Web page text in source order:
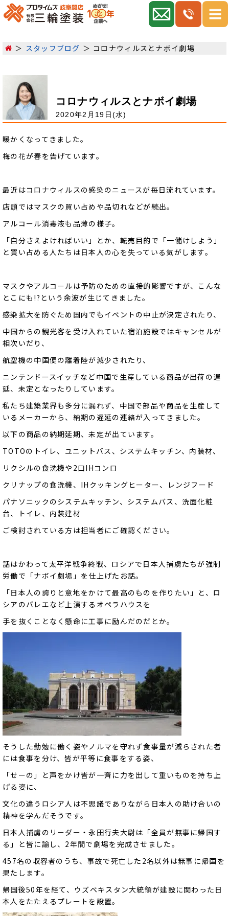
スタッフブログ コロナウィルスとナボイ劇場
コロナウィルスとナボイ劇場
2020年2月19日(水)
暖かくなってきました。
梅の花が春を告げています。
最近はコロナウィルスの感染のニュースが毎日流れています。
店頭ではマスクの買い占めや品切れなどが続出。
アルコール消毒液も品薄の様子。
「自分さえよければいい」とか、転売目的で「一儲けしよう」
と買い占める人たちは日本人の心を失っている気がします。
マスクやアルコールは予防のための直接的影響ですが、こんな
とこにも!?という余波が生じてきました。
感染拡大を防ぐため国内でもイベントの中止が決定されたり、
中国からの観光客を受け入れていた宿泊施設ではキャンセルが
相次いだり、
航空機の中国便の離着陸が減少されたり、
ニンテンドースイッチなど中国で生産している商品が出荷の遅
延、未定となったりしています。
私たち建築業界も多分に漏れず、中国で部品や商品を生産して
いるメーカーから、納期の遅延の連絡が入ってきました。
以下の商品の納期延期、未定が出ています。
TOTOのトイレ、ユニットバス、システムキッチン、内装材、
リクシルの食洗機や2口IHコンロ
クリナップの食洗機、IHクッキングヒーター、レンジフード
パナソニックのシステムキッチン、システムバス、洗面化粧
台、トイレ、内装建材
ご検討されている方は担当者にご確認ください。
話はかわって太平洋戦争終戦、ロシアで日本人捕虜たちが強制
労働で「ナボイ劇場」を仕上げたお話。
「日本人の誇りと意地をかけて最高のものを作りたい」と、ロ
シアのバレエなど上演するオペラハウスを
手を抜くことなく懸命に工事に励んだのだとか。
そうした勤勉に働く姿やノルマを守れず食事量が減らされた者
には食事を分け、皆が平等に食事をする姿、
「せーの」と声をかけ皆が一斉に力を出して重いものを持ち上
げる姿に、
文化の違うロシア人は不思議でありながら日本人の助け合いの
精神を学んだそうです。
日本人捕虜のリーダー・永田行夫大尉は「全員が無事に帰国す
る」と皆に諭し、2年間で劇場を完成させました。
457名の収容者のうち、事故で死亡した2名以外は無事に帰国を
果たします。
帰国後50年を経て、ウズベキスタン大統領が建設に関わった日
本人をたたえるプレートを設置。